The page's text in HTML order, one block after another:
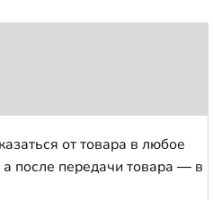
от товара в любое
после передачи товара — в